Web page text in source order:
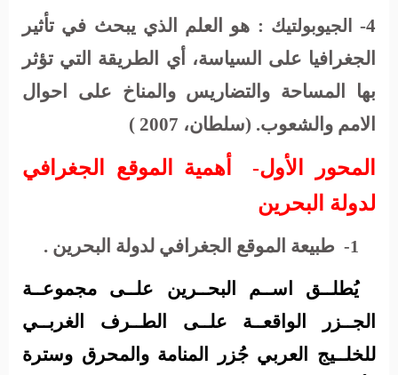
4-
الجيوبولتيك : هو العلم الذي يبحث في تأثير
الجغرافيا على السياسة، أي الطريقة التي تؤثر
بها المساحة والتضاريس والمناخ على احوال
الامم والشعوب. (سلطان، 2007 )
المحور الأول-
أهمية الموقع الجغرافي
لدولة البحرين
1-
طبيعة الموقع الجغرافي لدولة البحرين .
يُطلــق اســم البحــرين علــى مجموعــة
الجــزر الواقعــة علــى الطــرف الغربــي
للخلــيج العربي جُزر المنامة والمحرق وسترة